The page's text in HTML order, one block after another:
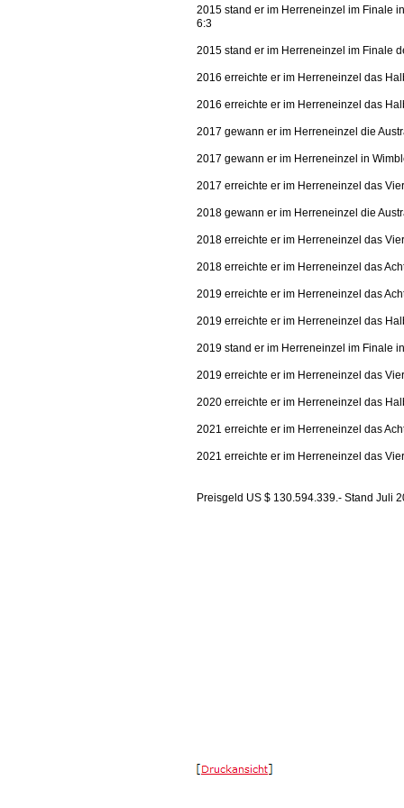
2015 stand er im Herreneinzel im Finale
6:3
2015 stand er im Herreneinzel im Finale
2016 erreichte er im Herreneinzel das
2016 erreichte er im Herreneinzel das
2017 gewann er im Herreneinzel die
2017 gewann er im Herreneinzel in
2017 erreichte er im Herreneinzel das
2018 gewann er im Herreneinzel die
2018 erreichte er im Herreneinzel das
2018 erreichte er im Herreneinzel das
2019 erreichte er im Herreneinzel das
2019 erreichte er im Herreneinzel das
2019 stand er im Herreneinzel im Finale
2019 erreichte er im Herreneinzel das
2020 erreichte er im Herreneinzel das
2021 erreichte er im Herreneinzel das
2021 erreichte er im Herreneinzel das
Preisgeld US $ 130.594.339.- Stand Juli